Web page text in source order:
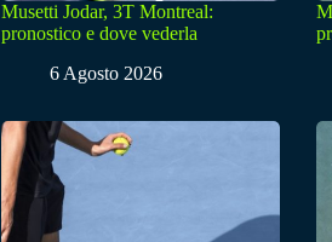
Musetti Jodar, 3T Montreal:
pronostico e dove vederla
6 Agosto 2026